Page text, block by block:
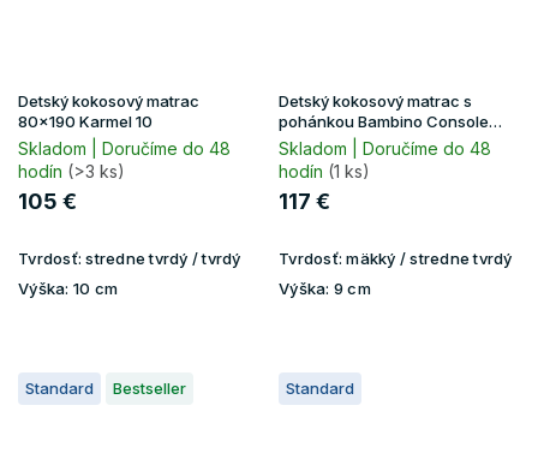
Detský kokosový matrac
80x190 Karmel 10
Skladom | Doručíme do 48
hodín (>3 ks)
105 €
Tvrdosť: stredne tvrdý / tvrdý
Výška: 10 cm
Detský kokosový matrac s
pohánkou Bambino Console
90x200 - premium Jersey
Skladom | Doručíme do 48
hodín (1 ks)
117 €
Tvrdosť: mäkký / stredne tvrdý
Výška: 9 cm
Standard Bestseller Standard